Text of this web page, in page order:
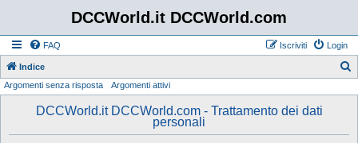
DCCWorld.it DCCWorld.com
FAQ Login
Iscriviti
Indice
Argomenti senza risposta Argomenti attivi
DCCWorld.it DCCWorld.com - Trattamento dei dati
personali